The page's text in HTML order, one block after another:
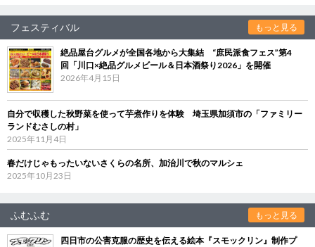
フェスティバル もっと見る
絶品屋台グルメが全国各地から大集結 “庶民派食フェス”第4
回「川口×絶品グルメビール＆日本酒祭り2026」を開催
2026年4月15日
自分で収穫した秋野菜を使って芋煮作りを体験 埼玉県加須市の「ファミリー
ランドむさしの村」
2025年11月4日
春だけじゃもったいないさくらの名所、加治川で秋のマルシェ
2025年10月23日
ふむふむ もっと見る
四日市の公害克服の歴史を伝える絵本『スモックリン』制作プ